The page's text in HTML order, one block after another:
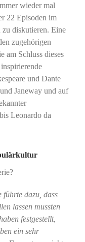
wieder mal
22 Episoden im
diskutieren. Eine
zugehörigen
am Schluss dieses
und Dante
Janeway und auf
Leonardo da
dazu, dass
lassen mussten
festgestellt,
ein sehr